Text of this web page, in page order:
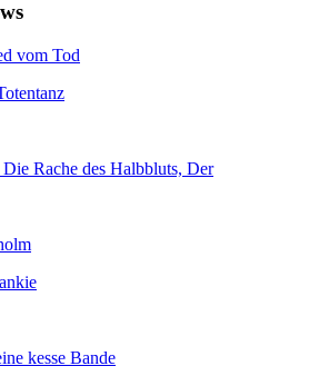
vom Tod
Rache des Halbbluts, Der
kesse Bande